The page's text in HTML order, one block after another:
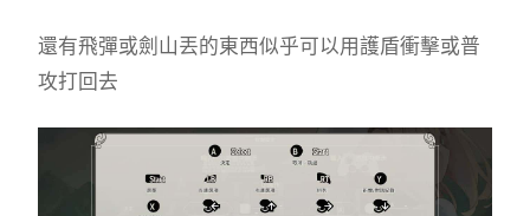
還有飛彈或劍山丟的東西似乎可以用護盾衝擊或普
攻打回去